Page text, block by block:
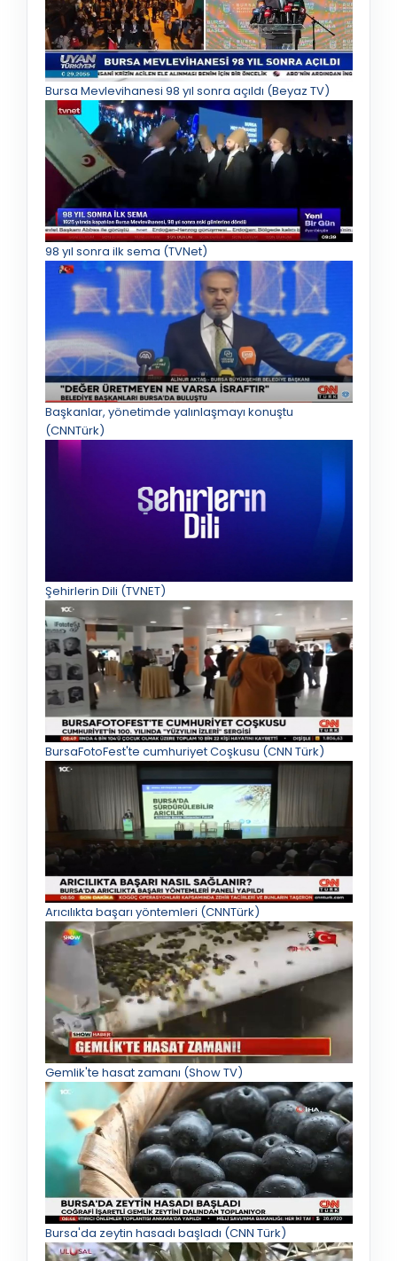
Bursa Mevlevihanesi 98 yıl sonra açıldı (Beyaz TV)
98 yıl sonra ilk sema (TVNet)
Başkanlar, yönetimde yalınlaşmayı konuştu
(CNNTürk)
Şehirlerin Dili (TVNET)
BursaFotoFest'te cumhuriyet Coşkusu (CNN Türk)
Arıcılıkta başarı yöntemleri (CNNTürk)
Gemlik'te hasat zamanı (Show TV)
Bursa'da zeytin hasadı başladı (CNN Türk)